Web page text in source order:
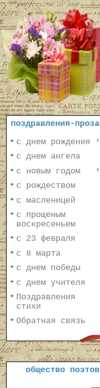
поздравления-проза
с днем рождения
с днем ангела
с новым годом
с рождеством
с масленицей
с прощеным
воскресеньем
с 23 февраля
с 8 марта
с днем победы
с днем учителя
Поздравления
стихи
Обратная связь
общество поэтов